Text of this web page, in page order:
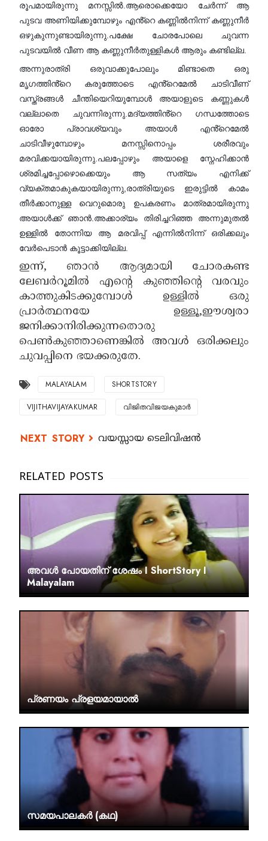
രൂപമായിരുന്നു മനസ്സിൽ.ആരൊക്കെയോ ചേർന്ന് ആ
പുടവ അണിയിക്കുമ്പോഴും എൻ്റെ കണ്ണിൽനിന്ന് കണ്ണുനീർ
ഒഴുകുന്നുണ്ടായിരുന്നു.പക്ഷേ ചോരപോലെ ചുവന്ന
പുടവയിൽ വീണ ആ കണ്ണുനീർതുള്ളികൾ ആരും കണ്ടില്ല.
അന്നുരാത്രി ഒരുവാക്കുപോലും മിണ്ടാതെ ഒരു
മൃഗത്തിൻ്റെ കരുത്തോടെ എൻ്റെമേൽ ചാടിവീണ്
വസ്ത്രങ്ങൾ ചീന്തിയെറിയുമ്പോൾ അയാളുടെ കണ്ണുകൾ
വല്ലാതെ ചുവന്നിരുന്നു.മദ്യത്തിൻ്റെ ഗന്ധത്തോടെ
ഓരോ പ്രാവശ്യവും അയാൾ എൻ്റെമേൽ
ചാടിവീഴുമ്പോഴും മനസ്സിനൊപ്പം ശരീരവും
മരവിക്കയായിരുന്നു.പലപ്പോഴും അയാളെ സ്നേഹിക്കാൻ
ശ്രമിച്ചപ്പോഴൊക്കെയും ആ സത്യം എനിക്ക്
വ്യക്തമാകുകയായിരുന്നു,രാത്രിയുടെ ഇരുട്ടിൽ കാമം
തീർക്കാനുള്ള വെറുമൊരു ഉപകരണം മാത്രമായിരുന്നു
അയാൾക്ക് ഞാൻ.അക്കാര്യം തിരിച്ചറിഞ്ഞ അന്നുമുതൽ
ഉള്ളിൽ തോന്നിയ ആ മരവിപ്പ് എന്നിൽനിന്ന് ഒരിക്കലും
വേർപെടാൻ കൂട്ടാക്കിയില്ല.
ഇന്ന്, ഞാൻ ആദ്യമായി ചോരകണ്ട
ലേബർറൂമിൽ എൻ്റെ കുഞ്ഞിൻ്റെ വരവും
കാത്തുകിടക്കുമ്പോൾ ഉള്ളിൽ ഒരു
പ്രാർത്ഥനയേ ഉള്ളൂ,ഈശ്വരാ
ജനിക്കാനിരിക്കുന്നതൊരു
പെൺകുഞ്ഞാണെങ്കിൽ അവൾ ഒരിക്കലും
ചുവപ്പിനെ ഭയക്കരുതേ.
MALAYALAM SHORTSTORY
VIJITHAVIJAYAKUMAR വിജിതവിജയകുമാർ
വയസ്സായ ടെലിവിഷൻ
അവൾ പോയതിന് ശേഷം I ShortStory I
Malayalam
പ്രണയം പ്രളയമായാല്‍
സമയപാലകർ (കഥ)